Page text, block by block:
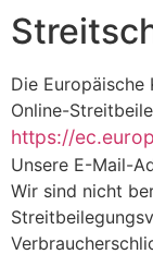
Die
Online-
https://
Unsere E-Mail-
Wir sind nicht